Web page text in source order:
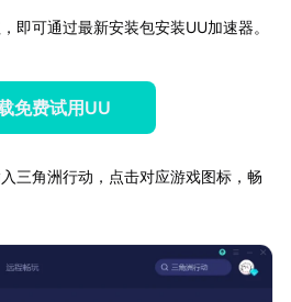
即可通过最新安装包安装UU加速器。
免费试用UU
三角洲行动，点击对应游戏图标，畅